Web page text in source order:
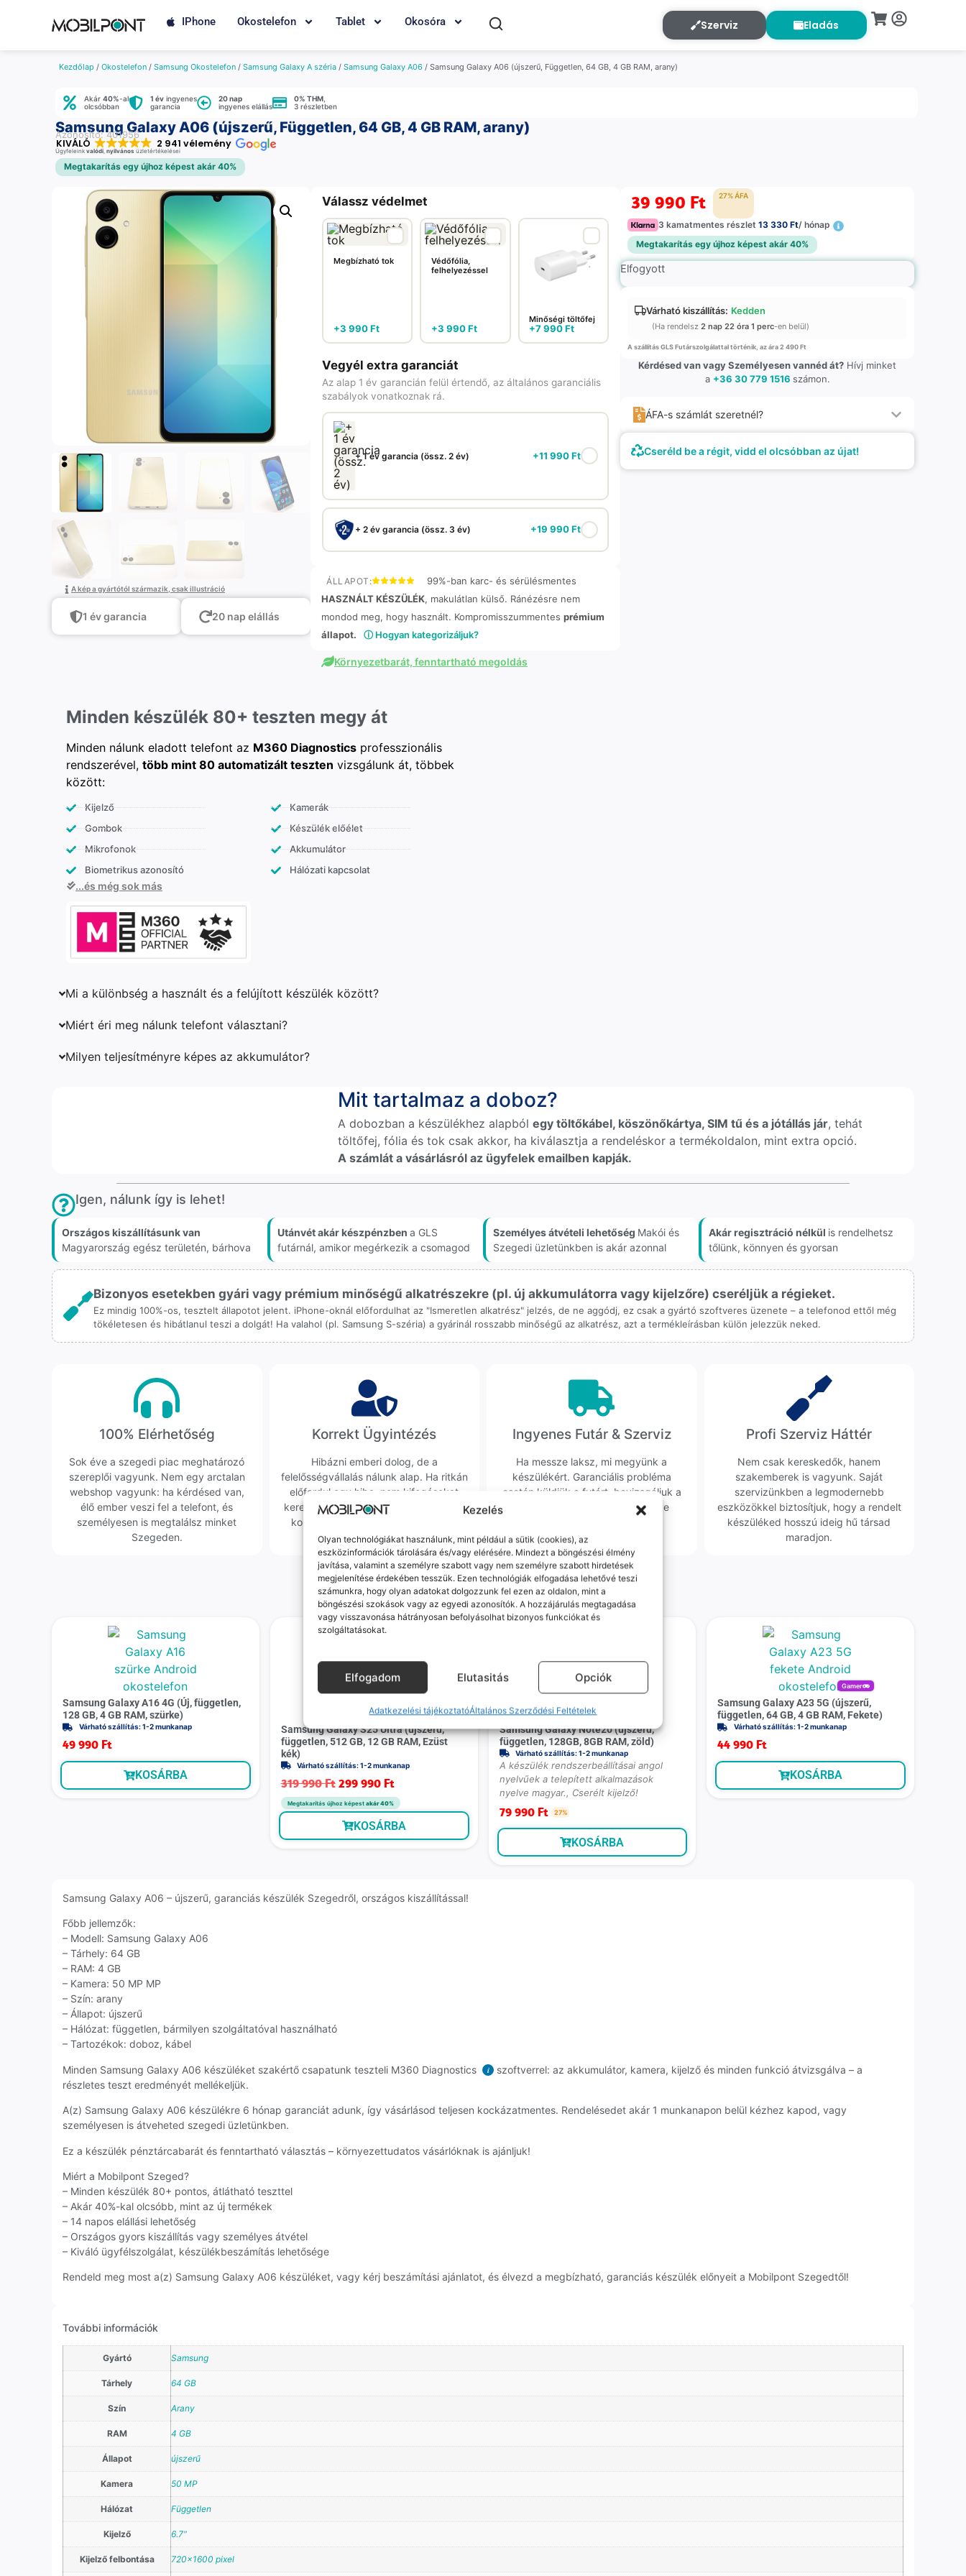
Kezelés
Olyan technológiákat használunk, mint például a sütik (cookies), az
eszközinformációk tárolására és/vagy elérésére. Mindezt a böngészési élmény
javítása, valamint a személyre szabott vagy nem személyre szabott hirdetések
megjelenítése érdekében tesszük. Ezen technológiák elfogadása lehetővé teszi
számunkra, hogy olyan adatokat dolgozzunk fel ezen az oldalon, mint a
böngészési szokások vagy az egyedi azonosítók. A hozzájárulás megtagadása
vagy visszavonása hátrányosan befolyásolhat bizonyos funkciókat és
szolgáltatásokat.
Elfogadom Elutasitás Opciók
Adatkezelési tájékoztatóÁltalános Szerződési Feltételek
IPhone Okostelefon Tablet Okosóra Szerviz Eladás
Kezdőlap / Okostelefon / Samsung Okostelefon / Samsung Galaxy A széria / Samsung Galaxy A06 / Samsung Galaxy A06 (újszerű, Független, 64 GB, 4 GB RAM, arany)
Akár 40%-al
olcsóbban
1 év ingyenes
garancia
20 nap
ingyenes elállás
0% THM
3 részletben
Samsung Galaxy A06 (újszerű, Független, 64 GB, 4 GB RAM, arany)
Azonosító: 401956
KIVÁLÓ 2 941 vélemény
Ügyfeleink valódi, nyilvános üzletértékelései
Megtakarítás egy újhoz képest akár 40%
A kép a gyártótól származik, csak illustráció
1 év garancia 20 nap elállás
Válassz védelmet
Megbízható tok
+3 990Ft
Védőfólia,
felhelyezéssel
+3 990Ft
Minőségi töltőfej
+7 990Ft
Vegyél extra garanciát
Az alap 1 év garancián felül értendő, az általános garanciális
szabályok vonatkoznak rá.
+ 1 év garancia (össz. 2 év) +11 990Ft
+ 2 év garancia (össz. 3 év) +19 990Ft
ÁLLAPOT:
99%-ban karc- és sérülésmentes
HASZNÁLT KÉSZÜLÉK, makulátlan külső. Ránézésre nem
mondod meg, hogy használt. Kompromisszummentes prémium
állapot.
ⓘ Hogyan kategorizáljuk?
Környezetbarát, fenntartható megoldás
39 990 Ft 27% ÁFA
3 kamatmentes részlet13 330 Ft/ hónap
Megtakarítás egy újhoz képest akár 40%
Elfogyott
Várható kiszállítás: Kedden
(Ha rendelsz2 nap 22 óra 1 perc-en belül)
A szállítás GLS Futárszolgálattal történik, az ára 2 490 Ft
Kérdésed van vagy Személyesen vannéd át? Hívj minket
a +36 30 779 1516 számon.
ÁFA-s számlát szeretnél?
Cseréld be a régit, vidd el olcsóbban az újat!
Minden készülék 80+ teszten megy át
Minden nálunk eladott telefont az M360 Diagnostics professzionális
rendszerével, több mint 80 automatizált teszten vizsgálunk át, többek
között:
Kijelző
Gombok
Mikrofonok
Biometrikus azonosító
Kamerák
Készülék előélet
Akkumulátor
Hálózati kapcsolat
...és még sok más
Mi a különbség a használt és a felújított készülék között?
Miért éri meg nálunk telefont választani?
Milyen teljesítményre képes az akkumulátor?
Mit tartalmaz a doboz?
A dobozban a készülékhez alapból egy töltőkábel, köszönőkártya, SIM tű és a jótállás jár, tehát
töltőfej, fólia és tok csak akkor, ha kiválasztja a rendeléskor a termékoldalon, mint extra opció.
A számlát a vásárlásról az ügyfelek emailben kapják.
Igen, nálunk így is lehet!
Országos kiszállításunk van
Magyarország egész területén, bárhova
Utánvét akár készpénzben a GLS
futárnál, amikor megérkezik a csomagod
Személyes átvételi lehetőség Makói és
Szegedi üzletünkben is akár azonnal
Akár regisztráció nélkül is rendelhetsz
tőlünk, könnyen és gyorsan
Bizonyos esetekben gyári vagy prémium minőségű alkatrészekre (pl. új akkumulátorra vagy kijelzőre) cseréljük a régieket.
Ez mindig 100%-os, tesztelt állapotot jelent. iPhone-oknál előfordulhat az "Ismeretlen alkatrész" jelzés, de ne aggódj, ez csak a gyártó szoftveres üzenete – a telefonod ettől még
tökéletesen és hibátlanul teszi a dolgát! Ha valahol (pl. Samsung S-széria) a gyárinál rosszabb minőségű az alkatrész, azt a termékleírásban külön jelezzük neked.
100% Elérhetőség
Sok éve a szegedi piac meghatározó
szereplői vagyunk. Nem egy arctalan
webshop vagyunk: ha kérdésed van,
élő ember veszi fel a telefont, és
személyesen is megtalálsz minket
Szegeden.
Korrekt Ügyintézés
Hibázni emberi dolog, de a
felelősségvállalás nálunk alap. Ha ritkán
előfordul egy hiba, nem kifogásokat
keresünk, hanem megoldást. Szakértő
kollégáink azonnal kézbe veszik az
ügyedet.
Ingyenes Futár & Szerviz
Ha messze laksz, mi megyünk a
készülékért. Garanciális probléma
esetén küldjük a futárt, bevizsgáljuk a
telefont, és javítva vagy cserélve
költséggel jár.
Profi Szerviz Háttér
Nem csak kereskedők, hanem
szakemberek is vagyunk. Saját
szervizünkben a legmodernebb
eszközökkel biztosítjuk, hogy a rendelt
készüléked hosszú ideig hű társad
maradjon.
Mások ezeket is megnézték
Samsung Galaxy A16 4G (Új, független,
128 GB, 4 GB RAM, szürke)
Várható szállítás: 1-2 munkanap
49 990 Ft
KOSÁRBA
Prémium
Samsung Galaxy S25 Ultra (újszerű,
független, 512 GB, 12 GB RAM, Ezüst
kék)
Várható szállítás: 1-2 munkanap
319 990Ft299 990 Ft
Megtakarítás újhoz képest akár 40%
KOSÁRBA
Samsung Galaxy Note20 (újszerű,
független, 128GB, 8GB RAM, zöld)
Várható szállítás: 1-2 munkanap
A készülék rendszerbeállításai angol
nyelvűek a telepített alkalmazások
nyelve magyar., Cserélt kijelző!
79 990 Ft 27%
KOSÁRBA
Gamer
Samsung Galaxy A23 5G (újszerű,
független, 64 GB, 4 GB RAM, Fekete)
Várható szállítás: 1-2 munkanap
44 990 Ft
KOSÁRBA
Samsung Galaxy A06 – újszerű, garanciás készülék Szegedről, országos kiszállítással!
Főbb jellemzők:
– Modell: Samsung Galaxy A06
– Tárhely: 64 GB
– RAM: 4 GB
– Kamera: 50 MP MP
– Szín: arany
– Állapot: újszerű
– Hálózat: független, bármilyen szolgáltatóval használható
– Tartozékok: doboz, kábel
Minden Samsung Galaxy A06 készüléket szakértő csapatunk teszteli M360 Diagnostics i
szoftverrel: az akkumulátor, kamera, kijelző és minden funkció átvizsgálva – a
részletes teszt eredményét mellékeljük.
A(z) Samsung Galaxy A06 készülékre 6 hónap garanciát adunk, így vásárlásod teljesen kockázatmentes. Rendelésedet akár 1 munkanapon belül kézhez kapod, vagy
személyesen is átveheted szegedi üzletünkben.
Ez a készülék pénztárcabarát és fenntartható választás – környezettudatos vásárlóknak is ajánljuk!
Miért a Mobilpont Szeged?
– Minden készülék 80+ pontos, átlátható teszttel
– Akár 40%-kal olcsóbb, mint az új termékek
– 14 napos elállási lehetőség
– Országos gyors kiszállítás vagy személyes átvétel
– Kiváló ügyfélszolgálat, készülékbeszámítás lehetősége
Rendeld meg most a(z) Samsung Galaxy A06 készüléket, vagy kérj beszámítási ajánlatot, és élvezd a megbízható, garanciás készülék előnyeit a Mobilpont Szegedtől!
További információk
Gyártó Samsung
Tárhely 64 GB
Szín Arany
RAM 4 GB
Állapot újszerű
Kamera 50 MP
Hálózat Független
Kijelző 6.7"
Kijelző felbontása 720×1600 pixel